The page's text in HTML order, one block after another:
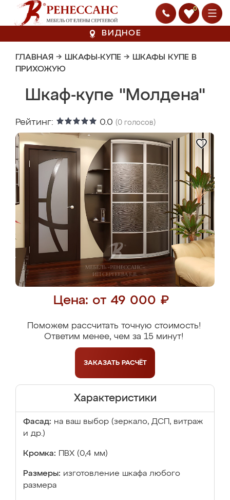
0
ВИДНОЕ
ГЛАВНАЯ → ШКАФЫ-КУПЕ → ШКАФЫ КУПЕ В
ПРИХОЖУЮ
Шкаф-купе "Молдена"
Рейтинг: 0.0 (0 голосов)
Цена: от 49 000 ₽
Поможем рассчитать точную стоимость!
Ответим менее, чем за 15 минут!
ЗАКАЗАТЬ РАСЧЁТ
Характеристики
Фасад: на ваш выбор (зеркало, ДСП, витраж
и др.)
Кромка: ПВХ (0,4 мм)
Размеры: изготовление шкафа любого
размера